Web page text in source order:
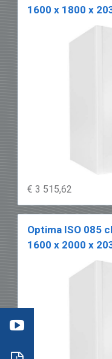
1600 x 1800 x
€ 3 515,62
Optima ISO 085
1600 x 2000 x
Open